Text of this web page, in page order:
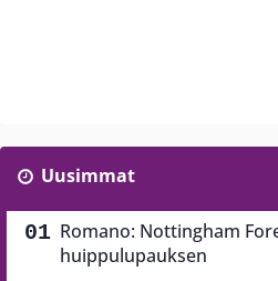
Uusimmat
Romano: Nottingham
huippulupauksen